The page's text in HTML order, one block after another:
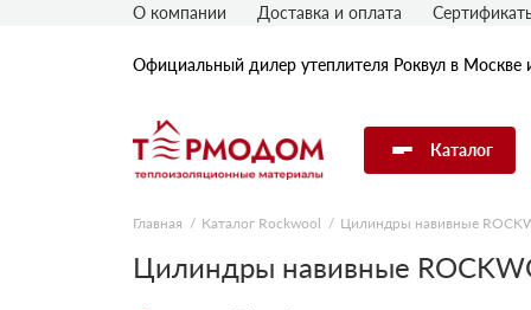
Официальный дилер утеплителя Роквул в Москве
Каталог
Утеплитель Rockwool
О компании Доставка и оплата
Главная Каталог Rockwool Цилиндры навивные
Цилиндры навивные